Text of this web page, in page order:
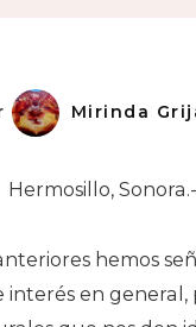
Mirinda
Hermosillo, Sonora.-
hemos
interés en